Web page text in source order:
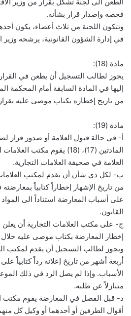
فحصه وإصدار قرار بشأنه.
وتتكون اللجنة من ثلاث أعضاء، يكون
في إدارة الشؤون القانونية، يرشحه وزير
مادة (18):
يجوز لطالب التسجيل أن يطعن في القرار
إليها في المادة السابقة أمام المحكمة
من تاريخ إخطاره بكتاب موصى عليه
مادة (19):
أ- في حالة قبول العلامة أو صدور قرار
المادتين (17)، (18) يقوم مكتب
العلامة في صحيفة العلامات التجارية.
ب- لكل ذي شأن أن يقدم لمكتب العلامات
من تاريخ الإشهار إخطاراً كتابياً
القانون.
ج- على مكتب العلامات التجارية أن
إخطار المعارضة بكتاب موصى عليه خلال
ويجوز لطالب التسجيل أن يقدم لمكتب
أربعة أشهر من تاريخ إعلانه رداً كتابياً
الأسباب. وإذا لم يصل الرد في ذلك
متنازلاً عن طلبه.
د- قبل الفصل في المعارضة يقوم مكتب
أقوال الطرفين أو أحدهما أو وكيل كل